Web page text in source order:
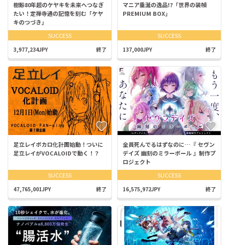
樹齢80年超のケヤキを未来へつなぎ
たい！定禅寺通の記憶を刻む「ケヤ
キのつづき」
SUCCESS
3,977,234JPY 終了
マニア垂涎の逸品!?「世界の装幀
PREMIUM BOX」
SUCCESS
137,000JPY 終了
足立レイボカロ化計画始動！ついに
足立レイがVOCALOIDで動く！？
SUCCESS
47,765,001JPY 終了
全員死んでるはずなのに…『 セヴン
デイズ 幽刻のミラーボール 』制作プ
ロジェクト
SUCCESS
16,575,972JPY 終了